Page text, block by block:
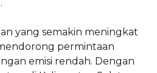
yang semakin meningkat
permintaan
emisi rendah. Dengan